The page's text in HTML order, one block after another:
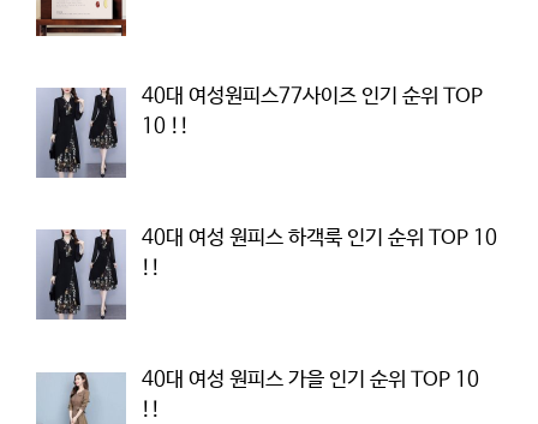
40대 여성원피스77사이즈 인기 순위 TOP
10 !!
40대 여성 원피스 하객룩 인기 순위 TOP 10
!!
40대 여성 원피스 가을 인기 순위 TOP 10
!!